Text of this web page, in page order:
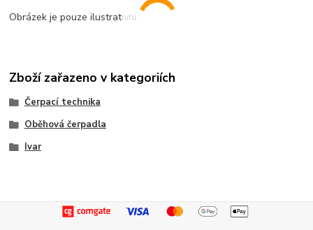
Obrázek je pouze ilustrativní.
Zboží zařazeno v kategoriích
Čerpací technika
Oběhová čerpadla
Ivar